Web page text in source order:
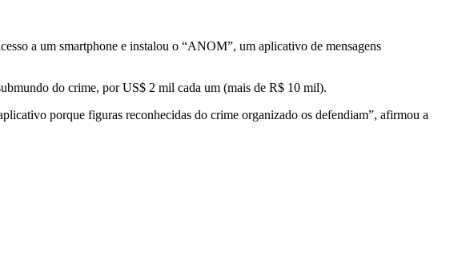
a um smartphone e instalou o “ANOM”, um aplicativo de mensagens
do crime, por US$ 2 mil cada um (mais de R$ 10 mil).
porque figuras reconhecidas do crime organizado os defendiam”, afirmou a